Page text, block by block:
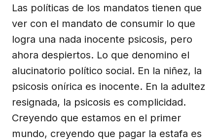
Las políticas de los mandatos tienen que
ver con el mandato de consumir lo que
logra una nada inocente psicosis, pero
ahora despiertos. Lo que denomino el
alucinatorio político social. En la niñez, la
psicosis onírica es inocente. En la adultez
resignada, la psicosis es complicidad.
Creyendo que estamos en el primer
mundo, creyendo que pagar la estafa es